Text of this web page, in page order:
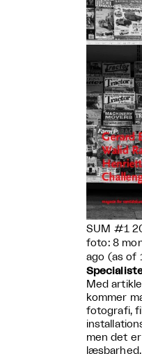
SUM #1
foto: 8
ago (as of
Med
kommer
fotografi,
men det